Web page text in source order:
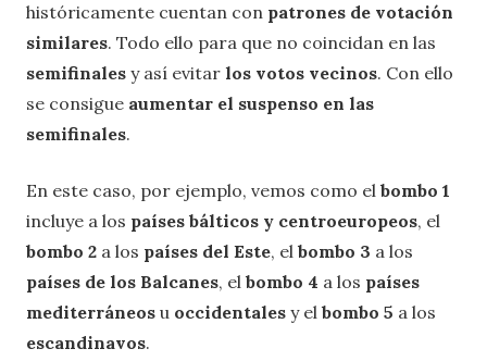
históricamente cuentan con patrones de votación
similares. Todo ello para que no coincidan en las
semifinales y así evitar los votos vecinos. Con ello
se consigue aumentar el suspenso en las
semifinales.
En este caso, por ejemplo, vemos como el bombo 1
incluye a los países bálticos y centroeuropeos, el
bombo 2 a los países del Este, el bombo 3 a los
países de los Balcanes, el bombo 4 a los países
mediterráneos u occidentales y el bombo 5 a los
escandinavos.